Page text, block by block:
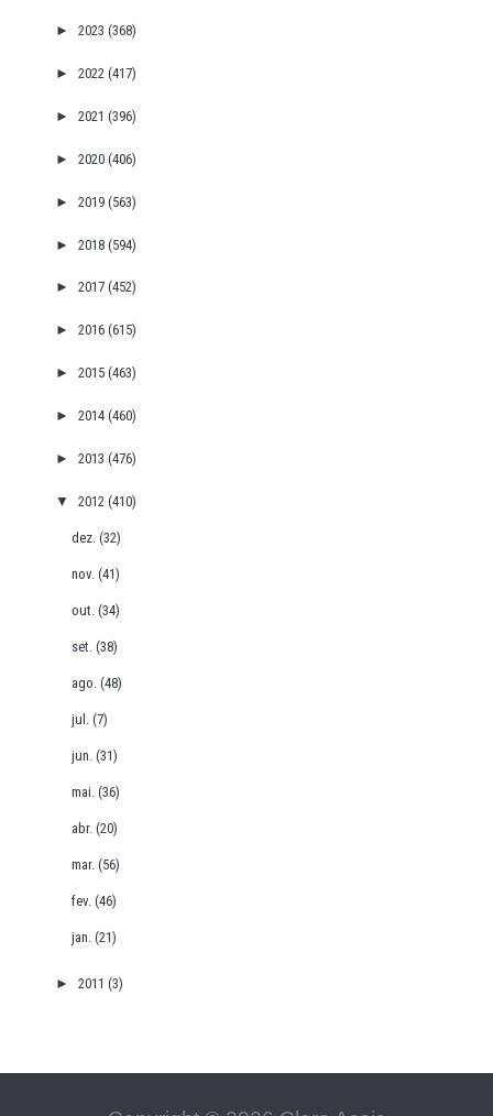
► 2023 (368)
► 2022 (417)
► 2021 (396)
► 2020 (406)
► 2019 (563)
► 2018 (594)
► 2017 (452)
► 2016 (615)
► 2015 (463)
► 2014 (460)
► 2013 (476)
▼ 2012 (410)
dez.(32)
nov.(41)
out.(34)
set.(38)
ago.(48)
jul.(7)
jun.(31)
mai.(36)
abr.(20)
mar.(56)
fev.(46)
jan.(21)
► 2011 (3)